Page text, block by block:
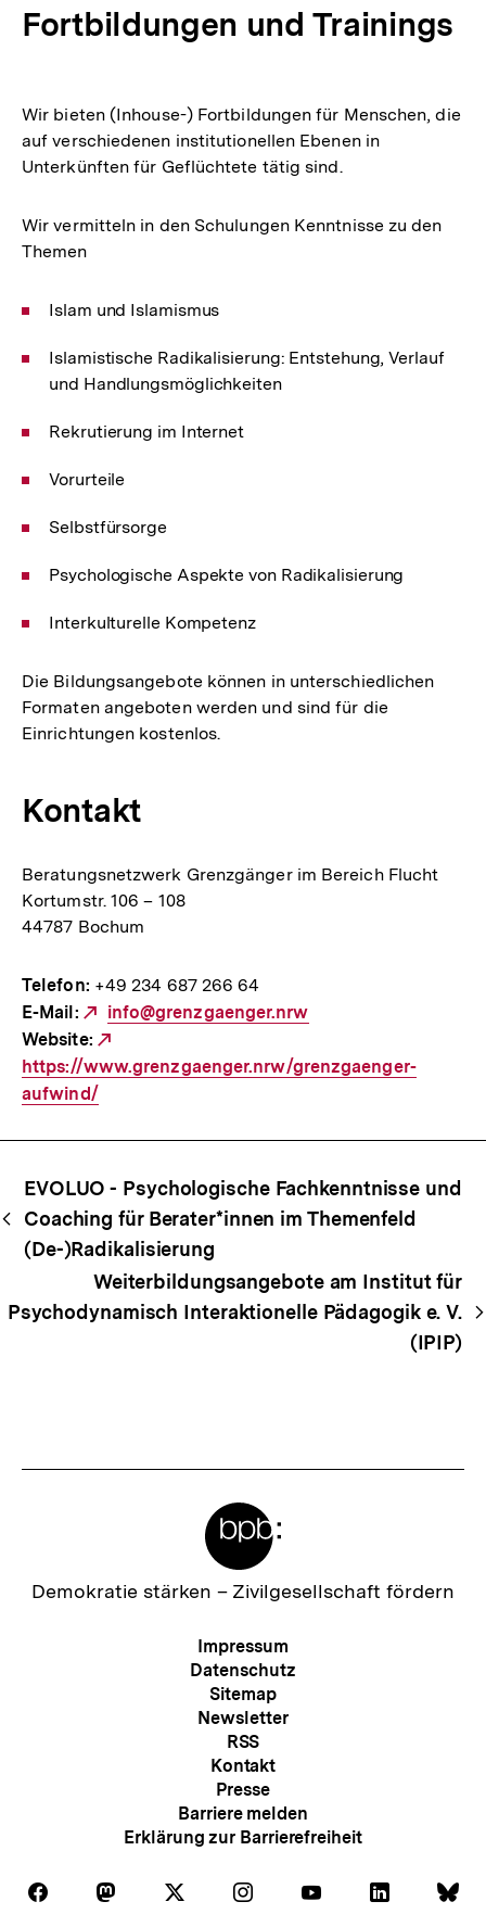
Fortbildungen und Trainings
Wir bieten (Inhouse-) Fortbildungen für Menschen, die
auf verschiedenen institutionellen Ebenen in
Unterkünften für Geflüchtete tätig sind.
Wir vermitteln in den Schulungen Kenntnisse zu den
Themen
Islam und Islamismus
Islamistische Radikalisierung: Entstehung, Verlauf
und Handlungsmöglichkeiten
Rekrutierung im Internet
Vorurteile
Selbstfürsorge
Psychologische Aspekte von Radikalisierung
Interkulturelle Kompetenz
Die Bildungsangebote können in unterschiedlichen
Formaten angeboten werden und sind für die
Einrichtungen kostenlos.
Kontakt
Beratungsnetzwerk Grenzgänger im Bereich Flucht
Kortumstr. 106 – 108
44787 Bochum
Telefon: +49 234 687 266 64
E-Mail:
Externer
Link:
info@grenzgaenger.nrw
Website:
Link:
https://www.grenzgaenger.nrw/grenzgaenger-
aufwind/
Begriffsnavigation
Content-
Navigation
EVOLUO - Psychologische Fachkenntnisse und
Coaching für Berater*innen im Themenfeld
(De-)Radikalisierung
Weiterbildungsangebote am Institut für
Psychodynamisch Interaktionelle Pädagogik e. V.
(IPIP)
Zur
Demokratie stärken – Zivilgesellschaft fördern
Meta-
Navigation
Impressum
Datenschutz
Sitemap
Newsletter
RSS
Kontakt
Presse
Barriere melden
Erklärung zur Barrierefreiheit
Folgen
Auf
Folgen Folgen Folgen
Auf
Folgen Folgen